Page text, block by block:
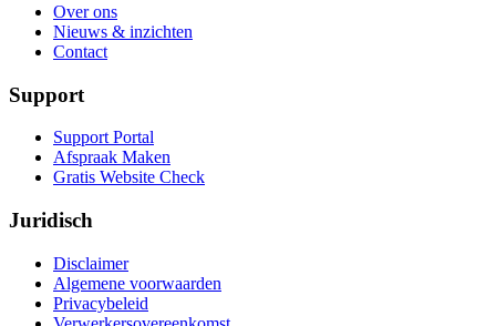
Over ons
Nieuws & inzichten
Contact
Support
Support Portal
Afspraak Maken
Gratis Website Check
Juridisch
Disclaimer
Algemene voorwaarden
Privacybeleid